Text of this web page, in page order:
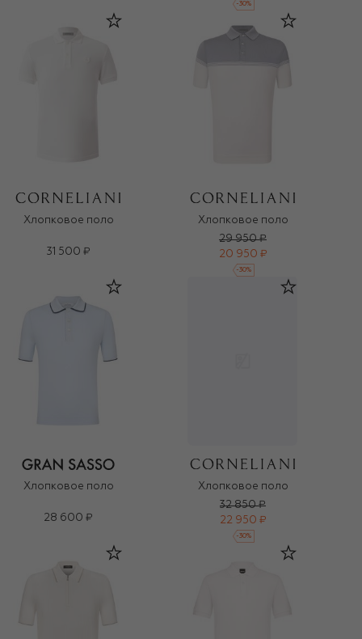
-30%
Хлопковое поло
31 500 ₽
Хлопковое поло
29 950 ₽
20 950 ₽
-30%
Хлопковое поло
28 600 ₽
Хлопковое поло
32 850 ₽
22 950 ₽
-30%